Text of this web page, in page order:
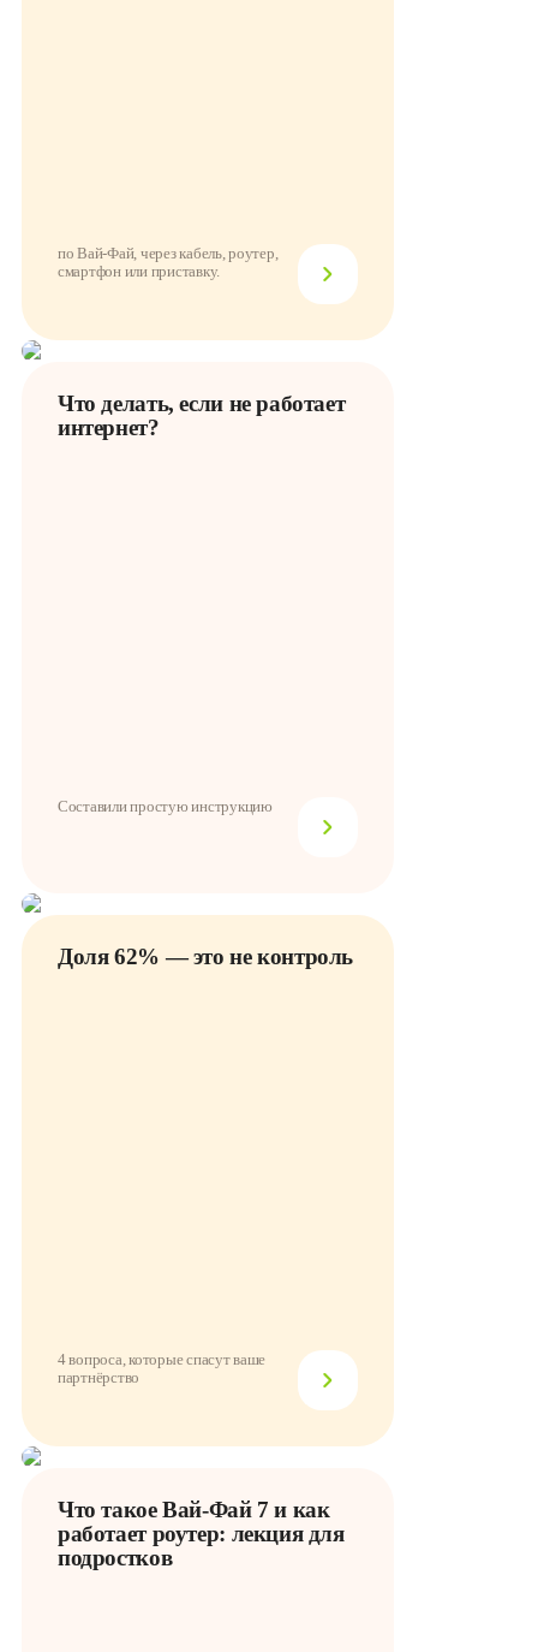
по Вай-Фай, через кабель, роутер,
смартфон или приставку.
Что делать, если не работает
интернет?
Составили простую инструкцию
Доля 62% — это не контроль
4 вопроса, которые спасут ваше
партнёрство
Что такое Вай-Фай 7 и как
работает роутер: лекция для
подростков